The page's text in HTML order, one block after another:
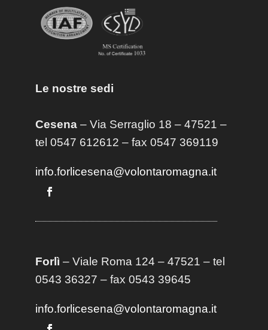
Le nostre sedi
Cesena– Via Serraglio 18 – 47521 –
tel 0547 612612 – fax 0547 369119
info.forlicesena@volontaromagna.it
Forlì – Viale Roma 124 – 47521 – tel
0543 36327 – fax 0543 39645
info.forlicesena@volontaromagna.it